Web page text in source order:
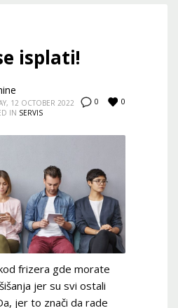
isplati!
0 0
12 OCTOBER 2022
IN SERVIS
frizera gde morate
jer su svi ostali
jer to znači da rade